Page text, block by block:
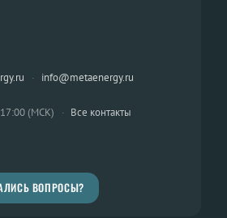
· info@metaenergy.ru
(МСК) · Все контакты
ВОПРОСЫ?